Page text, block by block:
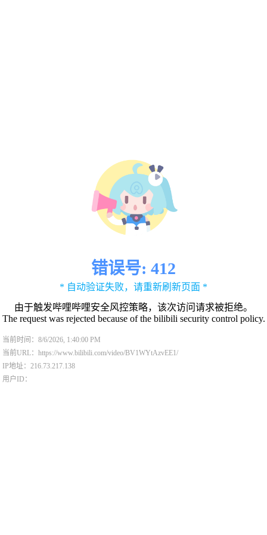
错误号: 412
* 自动验证失败，请重新刷新页面 *
由于触发哔哩哔哩安全风控策略，该次访问请求被拒绝。
The request was rejected because of the bilibili security control policy.
当前时间：8/6/2026, 1:40:00 PM
当前URL：https://www.bilibili.com/video/BV1WYtAzvEE1/
IP地址：216.73.217.138
用户ID：